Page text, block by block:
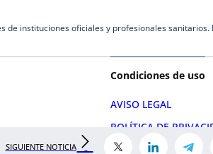
SIGUIENTE NOTICIA
de instituciones oficiales y profesionales sanitarios.
Condiciones de uso
AVISO LEGAL
POLÍTICA DE
POLÍTICA DE COOKIES